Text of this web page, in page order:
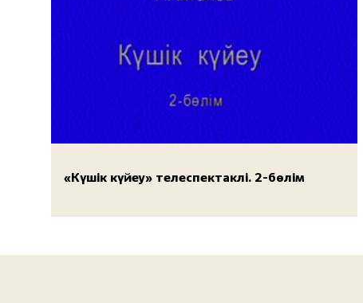
«Күшік күйеу» телеспектаклі. 2-бөлім